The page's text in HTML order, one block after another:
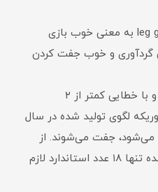
واژه lego برگرفته از کلمه leg godt به معنی خوب بازی
گردآوری و خوب جفت کردن
قطعات لگو با دقت بسیار بالا و با خطایی کمتر از ۲
لگوی تولید شده در سال
می‌شود، جفت می‌شوند. از
هر ۱میلیون قطعه لگو تولید شده تنها ۱۸ عدد استاندارد لازم